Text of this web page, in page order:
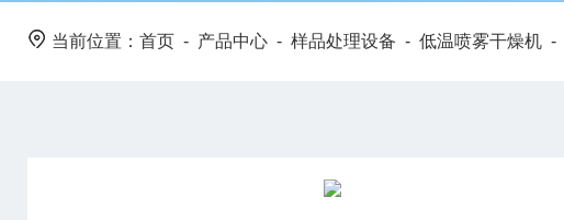
当前位置： 首页 - 产品中心 - 样品处理设备 - 低温喷雾干燥机 -